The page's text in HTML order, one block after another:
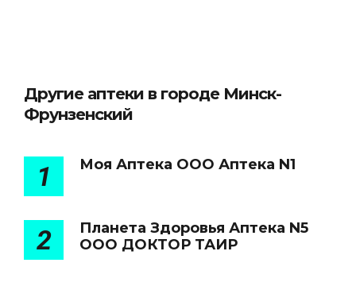
Другие аптеки в городе Минск-
Фрунзенский
1 Моя Аптека ООО Аптека N1
2
Планета Здоровья Аптека N5
ООО ДОКТОР ТАИР